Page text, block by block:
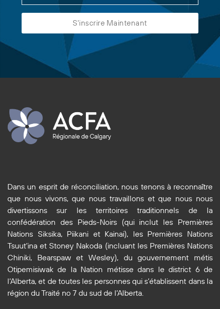
Dans un esprit de réconciliation, nous tenons à reconnaître
que nous vivons, que nous travaillons et que nous nous
divertissons sur les territoires traditionnels de la
confédération des Pieds-Noirs (qui inclut les Premières
Nations Siksika, Piikani et Kainai), les Premières Nations
Tsuut’ina et Stoney Nakoda (incluant les Premières Nations
Chiniki, Bearspaw et Wesley), du gouvernement métis
Otipemisiwak de la Nation métisse dans le district 6 de
l’Alberta, et de toutes les personnes qui s’établissent dans la
région du Traité no 7 du sud de l’Alberta.